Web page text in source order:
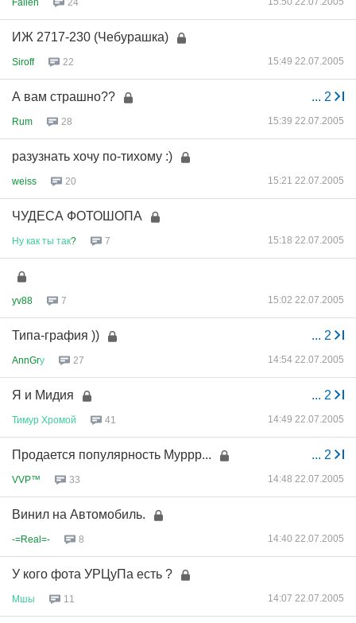
24
ИЖ 2717-230 (Чебурашка)
Siroff 22 15:49 22.07.2005
... 2
А вам страшно??
Rum 28 15:39 22.07.2005
разузнать хочу по-тихому :)
weiss 20 15:21 22.07.2005
ЧУДЕСА ФОТОШОПА
Ну как ты так? 7 15:18 22.07.2005
yv88 7 15:02 22.07.2005
... 2
Типа-графия ))
AnnGrу 27 14:54 22.07.2005
... 2
Я и Мидия
Тимур Хромой 41 14:49 22.07.2005
... 2
Продается популярность Муррр...
VVP™ 33 14:48 22.07.2005
Винил на Автомобиль.
-=Real=- 8 14:40 22.07.2005
У кого фота УРЦуПа есть ?
Мшы 11 14:07 22.07.2005